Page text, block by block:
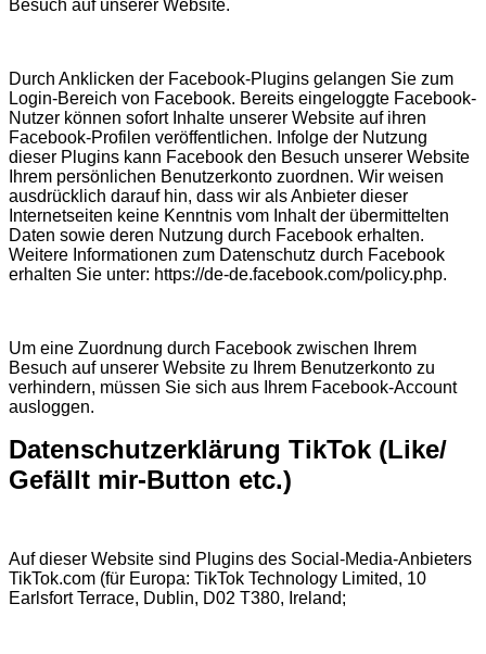
Besuch auf unserer Website.
Durch Anklicken der Facebook-Plugins gelangen Sie zum
Login-Bereich von Facebook. Bereits eingeloggte Facebook-
Nutzer können sofort Inhalte unserer Website auf ihren
Facebook-Profilen veröffentlichen. Infolge der Nutzung
dieser Plugins kann Facebook den Besuch unserer Website
Ihrem persönlichen Benutzerkonto zuordnen. Wir weisen
ausdrücklich darauf hin, dass wir als Anbieter dieser
Internetseiten keine Kenntnis vom Inhalt der übermittelten
Daten sowie deren Nutzung durch Facebook erhalten.
Weitere Informationen zum Datenschutz durch Facebook
erhalten Sie unter: https://de-de.facebook.com/policy.php.
Um eine Zuordnung durch Facebook zwischen Ihrem
Besuch auf unserer Website zu Ihrem Benutzerkonto zu
verhindern, müssen Sie sich aus Ihrem Facebook-Account
ausloggen.
Datenschutzerklärung TikTok (Like/
Gefällt mir-Button etc.)
Auf dieser Website sind Plugins des Social-Media-Anbieters
TikTok.com (für Europa: TikTok Technology Limited, 10
Earlsfort Terrace, Dublin, D02 T380, Ireland;